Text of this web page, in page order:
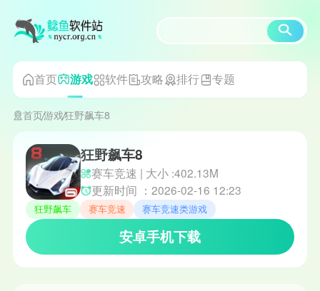
首页 游戏 软件 攻略 排行 专题
首页游戏狂野飙车8
狂野飙车8
赛车竞速 | 大小 :402.13M
更新时间 ：2026-02-16 12:23
狂野飙车 赛车竞速 赛车竞速类游戏
安卓手机下载